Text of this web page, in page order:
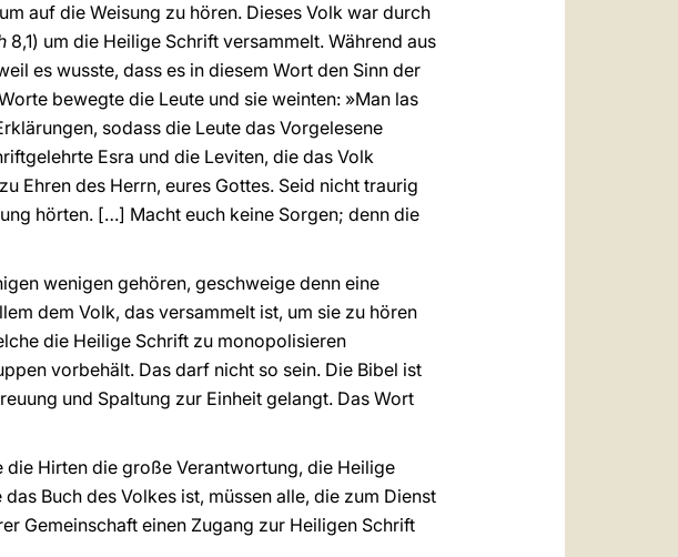
auf die Weisung zu hören. Dieses Volk war durch
8,1) um die Heilige Schrift versammelt. Während aus
es wusste, dass es in diesem Wort den Sinn der
bewegte die Leute und sie weinten: »Man las
sodass die Leute das Vorgelesene
Esra und die Leviten, die das Volk
Ehren des Herrn, eures Gottes. Seid nicht traurig
hörten. […] Macht euch keine Sorgen; denn die
wenigen gehören, geschweige denn eine
dem Volk, das versammelt ist, um sie zu hören
die Heilige Schrift zu monopolisieren
vorbehält. Das darf nicht so sein. Die Bibel ist
und Spaltung zur Einheit gelangt. Das Wort
die Hirten die große Verantwortung, die Heilige
Buch des Volkes ist, müssen alle, die zum Dienst
Gemeinschaft einen Zugang zur Heiligen Schrift